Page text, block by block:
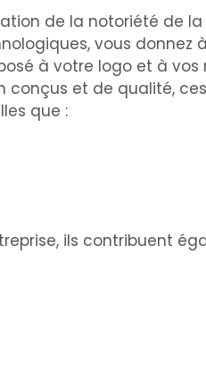
de la notoriété de
vous donnez
à votre logo et à
conçus et de qualité,
que :
ils contribuent